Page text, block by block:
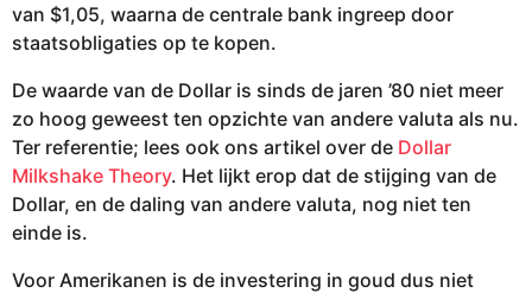
van $1,05, waarna de centrale bank ingreep door
staatsobligaties op te kopen.
De waarde van de Dollar is sinds de jaren ’80 niet meer
zo hoog geweest ten opzichte van andere valuta als nu.
Ter referentie; lees ook ons artikel over de Dollar
Milkshake Theory. Het lijkt erop dat de stijging van de
Dollar, en de daling van andere valuta, nog niet ten
einde is.
Voor Amerikanen is de investering in goud dus niet